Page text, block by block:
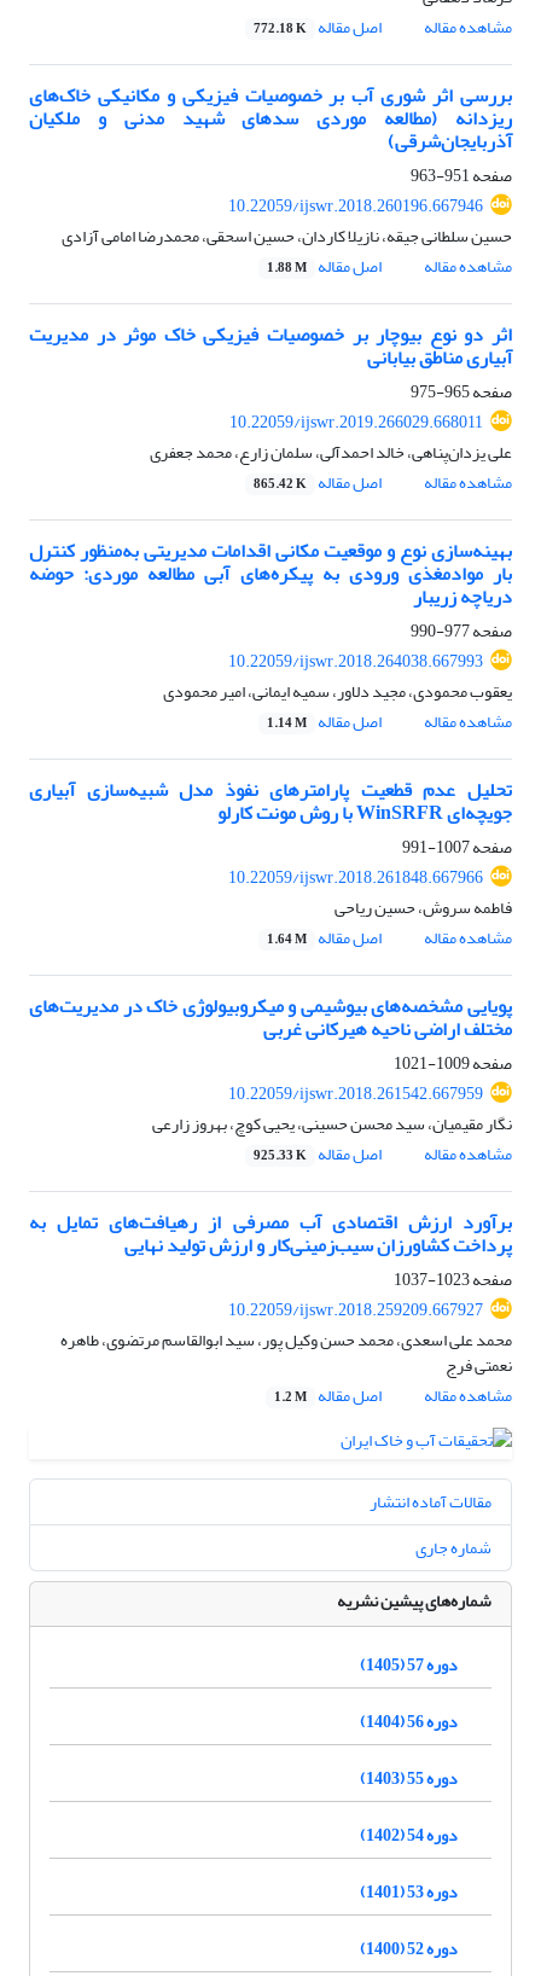
مشاهده مقاله
اصل مقاله 772.18 K
بررسی اثر ‌‌شوری آب بر خصوصیات فیزیکی و مکانیکی خاک‌های
ریزدانه (مطالعه موردی سدهای شهید مدنی و ملکیان
آذربایجان‌شرقی)
صفحه951-963
10.22059/ijswr.2018.260196.667946
حسین سلطانی جیقه، نازیلا کاردان، حسین اسحقی، محمدرضا امامی آزادی
مشاهده مقاله
اصل مقاله 1.88 M
اثر دو نوع بیوچار بر خصوصیات فیزیکی خاک موثر در مدیریت
آبیاری مناطق بیابانی
صفحه965-975
10.22059/ijswr.2019.266029.668011
علی یزدان‌پناهی، خالد احمدآلی، سلمان زارع، محمد جعفری
مشاهده مقاله
اصل مقاله 865.42 K
بهینه‌سازی نوع و موقعیت مکانی اقدامات مدیریتی به‎‌منظور کنترل
بار موادمغذی ورودی به پیکره‌های آبی مطالعه موردی: حوضه
دریاچه زریبار
صفحه977-990
10.22059/ijswr.2018.264038.667993
یعقوب محمودی، مجید دلاور، سمیه ایمانی، امیر محمودی
مشاهده مقاله
اصل مقاله 1.14 M
تحلیل عدم قطعیت پارامترهای نفوذ مدل شبیه‌سازی آبیاری
جویچه‌ای WinSRFR با روش مونت کارلو
صفحه1007-991
10.22059/ijswr.2018.261848.667966
فاطمه سروش، حسین ریاحی
مشاهده مقاله
اصل مقاله 1.64 M
پویایی‌ مشخصه‌های بیوشیمی و میکروبیولوژی خاک در مدیریت‌های
مختلف اراضی ناحیه هیرکانی غربی
صفحه1009-1021
10.22059/ijswr.2018.261542.667959
نگار مقیمیان، سید محسن حسینی، یحیی کوچ، بهروز زارعی
مشاهده مقاله
اصل مقاله 925.33 K
برآورد ارزش اقتصادی آب مصرفی از رهیافت‌های تمایل به
پرداخت کشاورزان سیب‌زمینی‌کار و ارزش تولید نهایی
صفحه1023-1037
10.22059/ijswr.2018.259209.667927
محمد علی اسعدی، محمد حسن وکیل پور، سید ابوالقاسم مرتضوی، طاهره
نعمتی فرج
مشاهده مقاله
اصل مقاله 1.2 M
مقالات آماده انتشار
شماره جاری
شماره‌های پیشین نشریه
دوره 57 (1405)
دوره 56 (1404)
دوره 55 (1403)
دوره 54 (1402)
دوره 53 (1401)
دوره 52 (1400)